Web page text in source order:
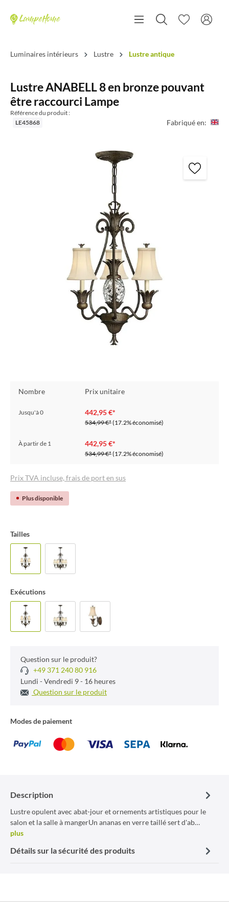
Luminaires intérieurs Lustre Lustre antique
Lustre ANABELL 8 en bronze pouvant
être raccourci Lampe
Référence du produit :
LE45868
Fabriqué en:
Nombre Prix unitaire
Jusqu'à0 442,95 €*
534,99 €*(17.2% économisé)
À partir de 1 442,95 €*
534,99 €*(17.2% économisé)
Prix TVA incluse, frais de port en sus
Plus disponible
Tailles
Exécutions
Question sur le produit?
+49 371 240 80 916
Lundi - Vendredi 9 - 16 heures
Question sur le produit
Modes de paiement
Description
Lustre opulent avec abat-jour et ornements artistiques pour le
salon et la salle à mangerUn ananas en verre taillé sert d'ab…
plus
Détails sur la sécurité des produits